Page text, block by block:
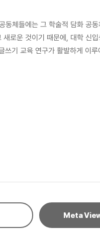
체들에는 그 학술적 담화
생은 처음 리포트를 쓸 때 큰 어려움에
기 교육 연구가 활발하게
양·전공 리포트를 부과 받
엇인지를 살펴보았다. 그리
explanatory
을 수행하였다. 다시 말해,
신입생 필자가 리포트 쓰기에
트 모두 교수자가 분량을 지
뒤를 이었다. 마지막으로
계열별로 조금씩 다르게 나타났다. 연구 문
Meta